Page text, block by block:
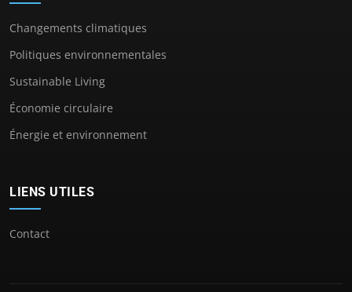
Changements climatiques
Politiques environnementales
Sustainable Living
Économie circulaire
Énergie et environnement
LIENS UTILES
Contact